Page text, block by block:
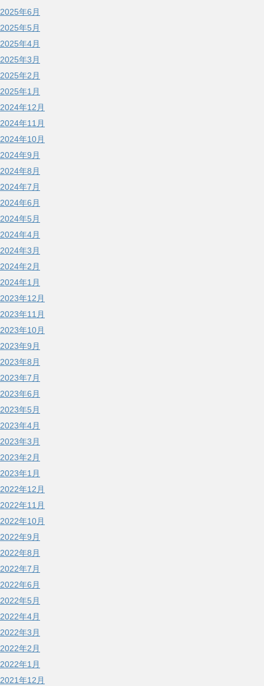
2025年6月
2025年5月
2025年4月
2025年3月
2025年2月
2025年1月
2024年12月
2024年11月
2024年10月
2024年9月
2024年8月
2024年7月
2024年6月
2024年5月
2024年4月
2024年3月
2024年2月
2024年1月
2023年12月
2023年11月
2023年10月
2023年9月
2023年8月
2023年7月
2023年6月
2023年5月
2023年4月
2023年3月
2023年2月
2023年1月
2022年12月
2022年11月
2022年10月
2022年9月
2022年8月
2022年7月
2022年6月
2022年5月
2022年4月
2022年3月
2022年2月
2022年1月
2021年12月